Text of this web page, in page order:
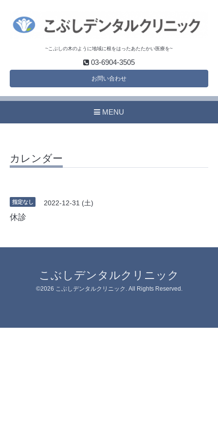
~こぶしの木のように地域に根をはったあたたかい医療を~
03-6904-3505
お問い合わせ
MENU
カレンダー
指定なし 2022-12-31 (土)
休診
こぶしデンタルクリニック
©2026 こぶしデンタルクリニック . All Rights Reserved.